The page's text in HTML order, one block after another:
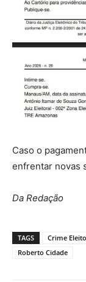
Caso o
enfrentar novas
Da Redação
TAGS Crime
Roberto Cidade